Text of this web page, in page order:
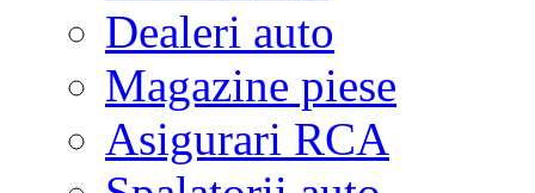
Dealeri auto
Magazine piese
Asigurari RCA